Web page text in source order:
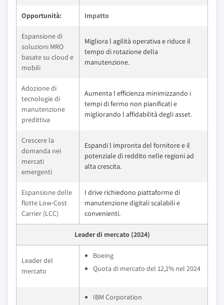
Opportunità: Impatto
Espansione di
soluzioni MRO
basate su cloud e
mobili
Migliora l agilità operativa e riduce il
tempo di rotazione della
manutenzione.
Adozione di
tecnologie di
manutenzione
predittiva
Aumenta l efficienza minimizzando i
tempi di fermo non pianificati e
migliorando l affidabilità degli asset.
Crescere la
domanda nei
mercati
emergenti
Espandi l impronta del fornitore e il
potenziale di reddito nelle regioni ad
alta crescita.
Espansione delle
flotte Low-Cost
Carrier (LCC)
I drive richiedono piattaforme di
manutenzione digitali scalabili e
convenienti.
Leader di mercato (2024)
Leader del
mercato
Boeing
Quota di mercato del 12,1% nel 2024
IBM Corporation